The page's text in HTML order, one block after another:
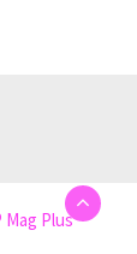
Mag Plus